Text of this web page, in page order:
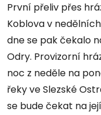
První přeliv přes
Koblova v
dne se pak čekalo
Odry. Provizorní
noc z neděle na
řeky ve Slezské
se bude čekat na